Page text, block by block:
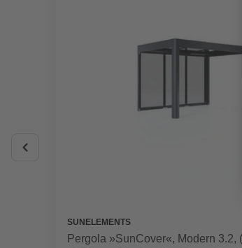
SUNELEMENTS
Pergola »SunCover«, Modern 3.2,